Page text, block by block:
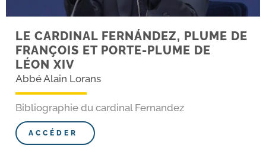
LE CARDINAL FERNÁNDEZ, PLUME DE
FRANÇOIS ET PORTE-​PLUME DE
LÉON XIV
Abbé Alain Lorans
Bibliographie du car­di­nal Fernandez
ACCÉDER